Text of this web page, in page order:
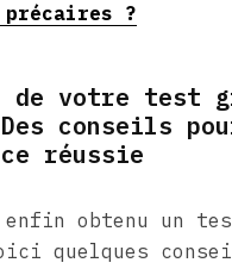
?
de votre test
conseils
réussie
enfin obtenu un
quelques